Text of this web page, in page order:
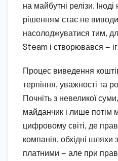
на майбутні релізи.
рішенням стає не
насолоджуватися тим,
Steam і створювався —
Процес виведення
терпіння, уважності та
Почніть з невеликої
майданчик і лише потім
цифровому світі, де
компанія, обхідні
платними — але при